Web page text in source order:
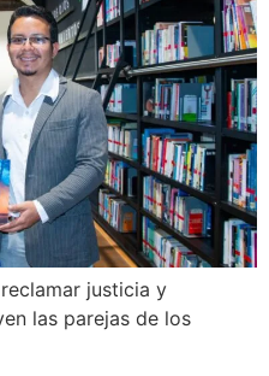
justicia y
las parejas de los